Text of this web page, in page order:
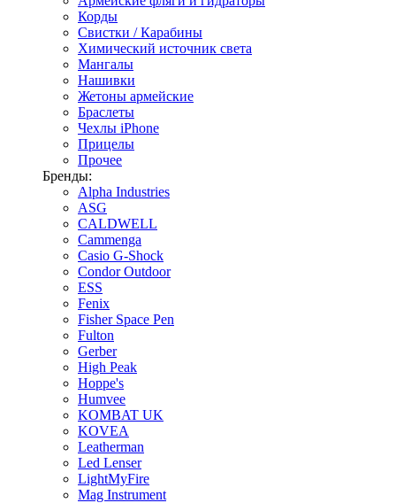
Корды
Свистки / Карабины
Химический источник света
Мангалы
Нашивки
Жетоны армейские
Браслеты
Чехлы iPhone
Прицелы
Прочее
Бренды:
Alpha Industries
ASG
CALDWELL
Cammenga
Casio G-Shock
Condor Outdoor
ESS
Fenix
Fisher Space Pen
Fulton
Gerber
High Peak
Hoppe's
Humvee
KOMBAT UK
KOVEA
Leatherman
Led Lenser
LightMyFire
Mag Instrument